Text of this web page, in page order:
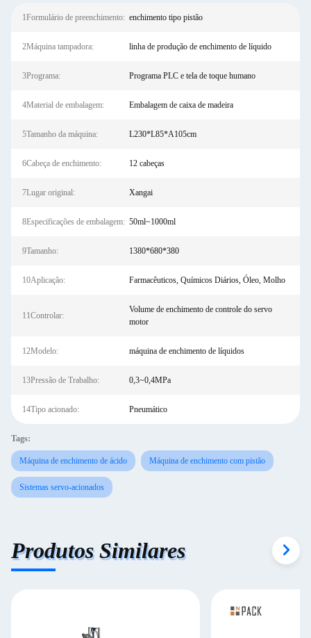
1Formulário de preenchimento: enchimento tipo pistão
2Máquina tampadora: linha de produção de enchimento de líquido
3Programa: Programa PLC e tela de toque humano
4Material de embalagem: Embalagem de caixa de madeira
5Tamanho da máquina: L230*L85*A105cm
6Cabeça de enchimento: 12 cabeças
7Lugar original: Xangai
8Especificações de embalagem: 50ml~1000ml
9Tamanho: 1380*680*380
10Aplicação: Farmacêuticos, Químicos Diários, Óleo, Molho
11Controlar:
Volume de enchimento de controle do servo
motor
12Modelo: máquina de enchimento de líquidos
13Pressão de Trabalho: 0,3~0,4MPa
14Tipo acionado: Pneumático
Tags:
Máquina de enchimento de ácido Máquina de enchimento com pistão
Sistemas servo-acionados
Produtos Similares